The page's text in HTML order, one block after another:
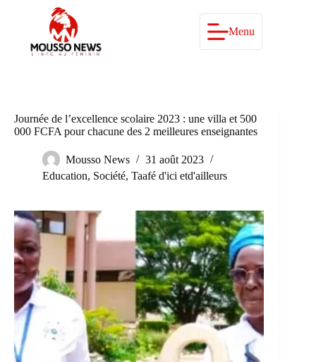
Menu
Journée de l’excellence scolaire 2023 : une villa et 500
000 FCFA pour chacune des 2 meilleures enseignantes
Mousso News
31 août 2023
Education, Société, Taafé d'ici etd'ailleurs